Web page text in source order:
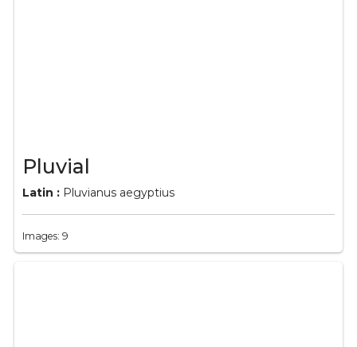
Pluvial
Latin : Pluvianus aegyptius
Images: 9